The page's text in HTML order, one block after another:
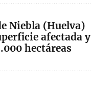
Niebla (Huelva)
afectada y
hectáreas